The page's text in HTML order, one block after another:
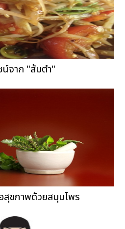
น์จาก "ส้มตำ"
สุขภาพด้วยสมุนไพร